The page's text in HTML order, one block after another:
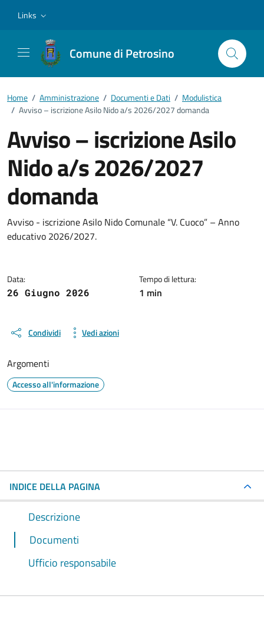
Links
Comune di Petrosino
Home / Amministrazione / Documenti e Dati / Modulistica
/ Avviso – iscrizione Asilo Nido a/s 2026/2027 domanda
Avviso – iscrizione Asilo
Nido a/s 2026/2027
domanda
Dettagli del documento
Avviso - iscrizione Asilo Nido Comunale “V. Cuoco” – Anno
educativo 2026/2027.
Data:
26 Giugno 2026
Tempo di lettura:
1 min
Condividi Vedi azioni
Argomenti
Accesso all'informazione
INDICE DELLA PAGINA
Descrizione
Documenti
Ufficio responsabile